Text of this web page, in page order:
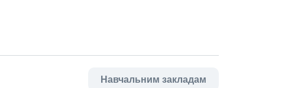
Навчальним закладам